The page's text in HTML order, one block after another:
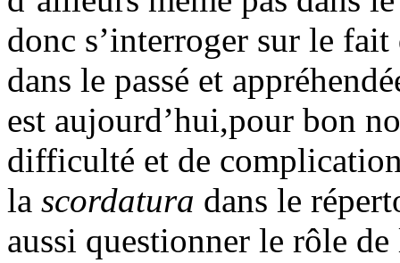
donc s’interroger sur le
dans le passé et
est aujourd’hui,pour bon
difficulté et de
la scordatura dans le
aussi questionner le rôle